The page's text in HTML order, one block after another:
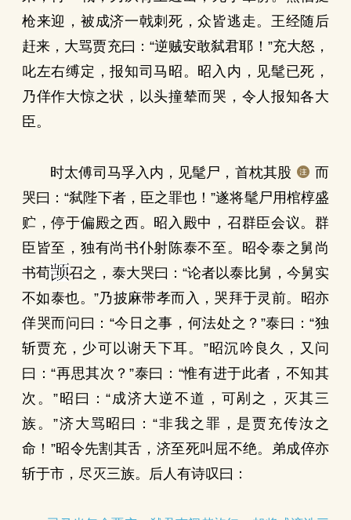
枪来迎，被成济一戟刺死，众皆逃走。王经随后
赶来，大骂贾充曰：“逆贼安敢弑君耶！”充大怒，
叱左右缚定，报知司马昭。昭入内，见髦已死，
乃佯作大惊之状，以头撞辇而哭，令人报知各大
臣。
时太傅司马孚入内，见髦尸，首枕其股
而
哭曰：“弑陛下者，臣之罪也！”遂将髦尸用棺椁盛
贮，停于偏殿之西。昭入殿中，召群臣会议。群
臣皆至，独有尚书仆射陈泰不至。昭令泰之舅尚
书荀
召之，泰大哭曰：“论者以泰比舅，今舅实
不如泰也。”乃披麻带孝而入，哭拜于灵前。昭亦
佯哭而问曰：“今日之事，何法处之？”泰曰：“独
斩贾充，少可以谢天下耳。”昭沉吟良久，又问
曰：“再思其次？”泰曰：“惟有进于此者，不知其
次。”昭曰：“成济大逆不道，可剐之，灭其三
族。”济大骂昭曰：“非我之罪，是贾充传汝之
命！”昭令先割其舌，济至死叫屈不绝。弟成倅亦
斩于市，尽灭三族。后人有诗叹曰：